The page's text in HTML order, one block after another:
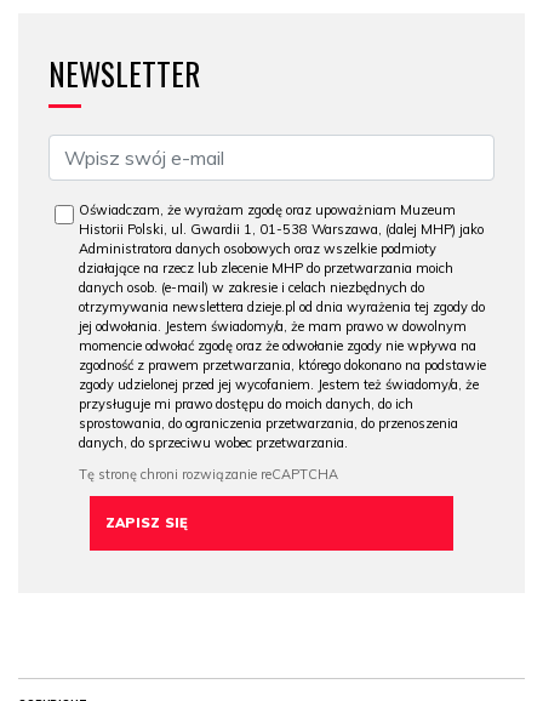
NEWSLETTER
Oświadczam, że wyrażam zgodę oraz upoważniam Muzeum
Historii Polski, ul. Gwardii 1, 01-538 Warszawa, (dalej MHP) jako
Administratora danych osobowych oraz wszelkie podmioty
działające na rzecz lub zlecenie MHP do przetwarzania moich
danych osob. (e-mail) w zakresie i celach niezbędnych do
otrzymywania newslettera dzieje.pl od dnia wyrażenia tej zgody do
jej odwołania. Jestem świadomy/a, że mam prawo w dowolnym
momencie odwołać zgodę oraz że odwołanie zgody nie wpływa na
zgodność z prawem przetwarzania, którego dokonano na podstawie
zgody udzielonej przed jej wycofaniem. Jestem też świadomy/a, że
przysługuje mi prawo dostępu do moich danych, do ich
sprostowania, do ograniczenia przetwarzania, do przenoszenia
danych, do sprzeciwu wobec przetwarzania.